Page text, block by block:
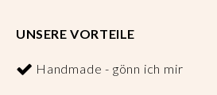
UNSERE VORTEILE
Handmade - gönn ich mir